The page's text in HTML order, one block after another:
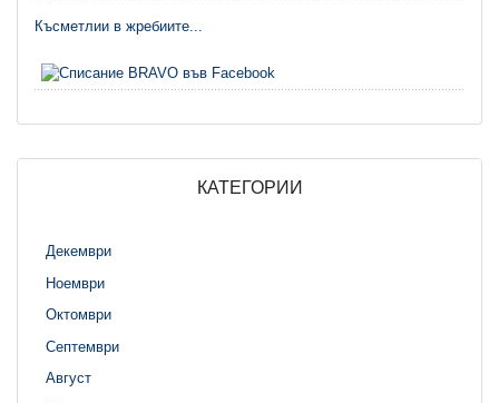
Късметлии в жребиите...
КАТЕГОРИИ
Декември
Ноември
Октомври
Септември
Август